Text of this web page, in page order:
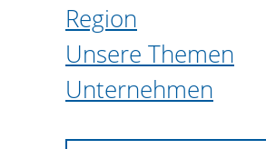
Region
Unsere Themen
Unternehmen